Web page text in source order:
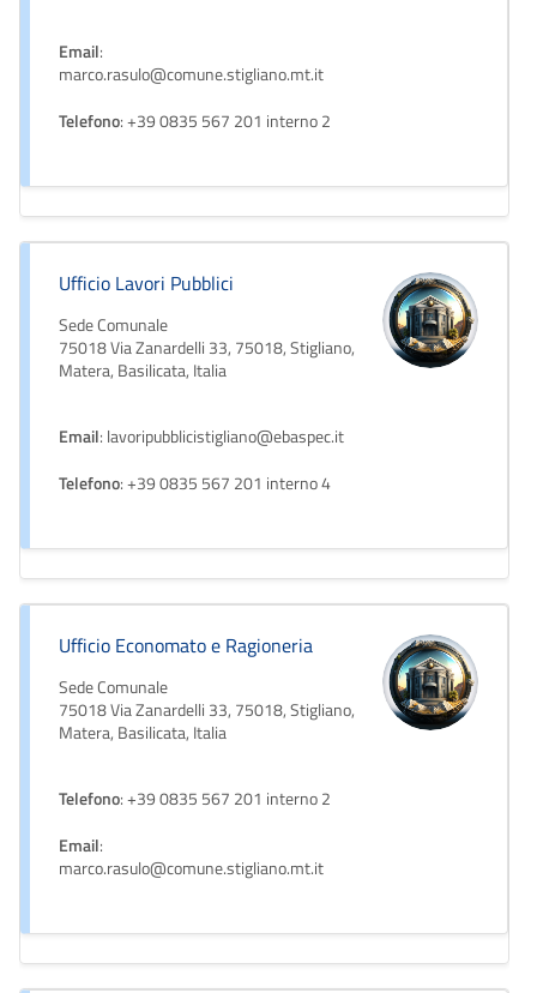
Email:
marco.rasulo@comune.stigliano.mt.it
Telefono: +39 0835 567 201 interno 2
Ufficio Lavori Pubblici
Sede Comunale
75018 Via Zanardelli 33, 75018, Stigliano,
Matera, Basilicata, Italia
Email: lavoripubblicistigliano@ebaspec.it
Telefono: +39 0835 567 201 interno 4
Ufficio Economato e Ragioneria
Sede Comunale
75018 Via Zanardelli 33, 75018, Stigliano,
Matera, Basilicata, Italia
Telefono: +39 0835 567 201 interno 2
Email:
marco.rasulo@comune.stigliano.mt.it